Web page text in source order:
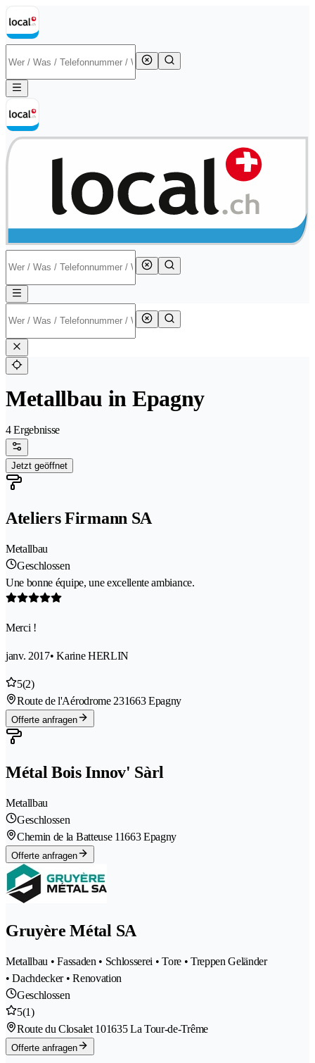
Metallbau in Epagny
4 Ergebnisse
Jetzt geöffnet
Ateliers Firmann SA
Metallbau
Geschlossen
Une bonne équipe, une excellente ambiance.
Merci !
janv. 2017• Karine HERLIN
5(2)
Route de l'Aérodrome 231663 Epagny
Offerte anfragen
Métal Bois Innov' Sàrl
Metallbau
Geschlossen
Chemin de la Batteuse 11663 Epagny
Offerte anfragen
Gruyère Métal SA
Metallbau • Fassaden • Schlosserei • Tore • Treppen Geländer
• Dachdecker • Renovation
Geschlossen
5(1)
Route du Closalet 101635 La Tour-de-Trême
Offerte anfragen